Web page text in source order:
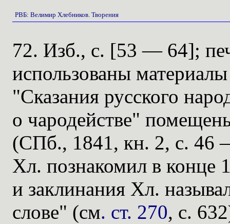
РВБ: Велимир Хлебников. Творения
72. Изб., с. [53 — 64];
использованы
"Сказания русского
о чародействе"
(СПб., 1841, кн. 2, с. 46
Хл. познакомил в конце
и заклинания Хл.
слове" (см. ст. 270, с.